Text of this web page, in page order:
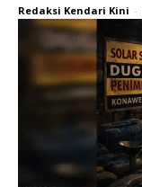
Redaksi Kendari Kini -